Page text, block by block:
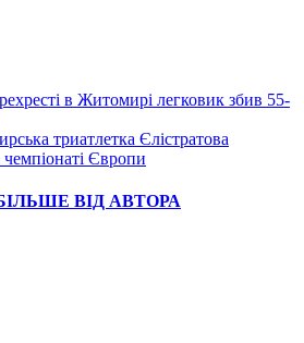
в Житомирі легковик збив 55-
триатлетка Єлістратова
Європи
ВІД АВТОРА